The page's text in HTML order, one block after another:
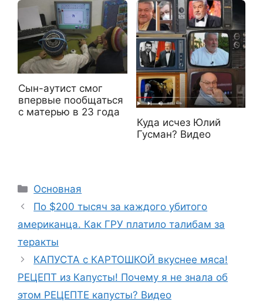
Сын-аутист смог
впервые пообщаться
с матерью в 23 года
Куда исчез Юлий
Гусман? Видео
Рубрики
Основная
По $200 тысяч за каждого убитого
американца. Как ГРУ платило талибам за
теракты
КАПУСТА с КАРТОШКОЙ вкуснее мяса!
РЕЦЕПТ из Капусты! Почему я не знала об
этом РЕЦЕПТЕ капусты? Видео